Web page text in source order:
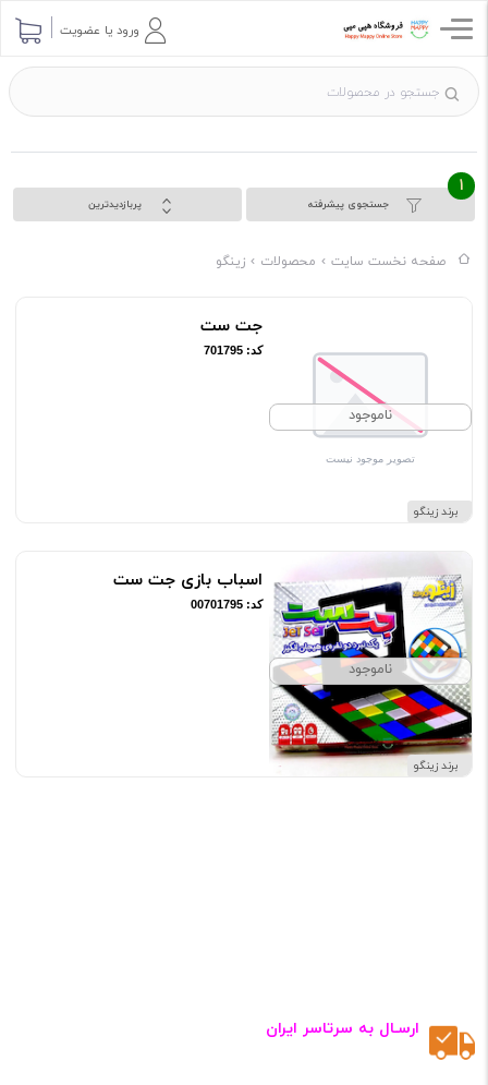
ورود یا عضویت
جستجوی پیشرفته
1
پربازدیدترین
صفحه نخست سایت محصولات زینگو
ناموجود
برند زینگو
جت ست
کد: 701795
ناموجود
برند زینگو
اسباب بازی جت ست
کد: 00701795
ارسـال به سرتاسر ایران